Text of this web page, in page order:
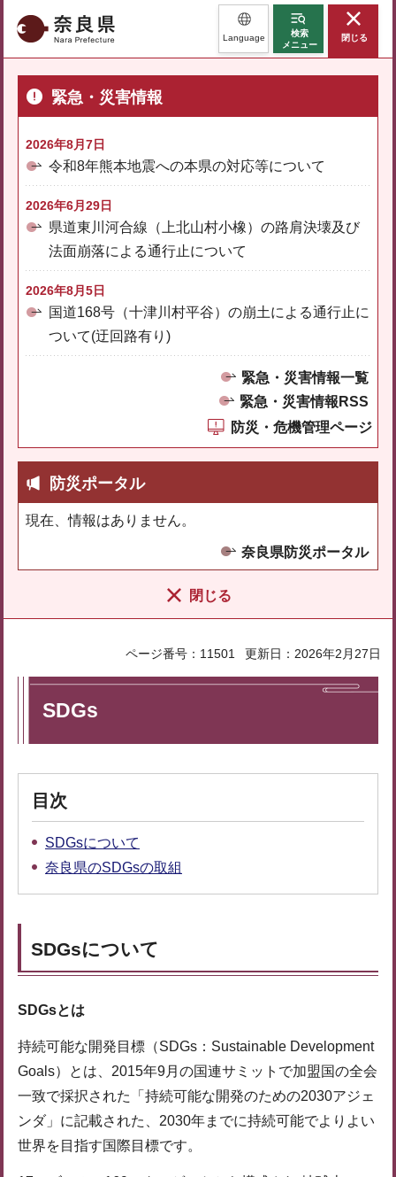
奈良県 Language
検索
メニュー
閉じる
緊急・災害情報
2026年8月7日
令和8年熊本地震への本県の対応等について
2026年6月29日
県道東川河合線（上北山村小橡）の路肩決壊及び
法面崩落による通行止について
2026年8月5日
国道168号（十津川村平谷）の崩土による通行止に
ついて(迂回路有り)
緊急・災害情報一覧
緊急・災害情報RSS
防災・危機管理ページ
防災ポータル
現在、情報はありません。
奈良県防災ポータル
閉じる
ページ番号：11501 更新日：2026年2月27日
SDGs
目次
SDGsについて
奈良県のSDGsの取組
SDGsについて
SDGsとは
持続可能な開発目標（SDGs：Sustainable Development
Goals）とは、2015年9月の国連サミットで加盟国の全会
一致で採択された「持続可能な開発のための2030アジェ
ンダ」に記載された、2030年までに持続可能でよりよい
世界を目指す国際目標です。